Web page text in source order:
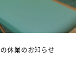
休業のお知らせ